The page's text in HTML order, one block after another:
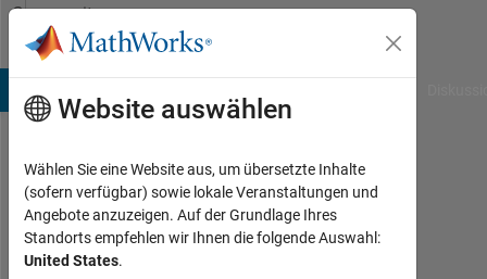
Weiter zum Inhalt
Community
Profile
Jigarkumar
Last
seen:
etwa
Website auswählen
Wählen Sie eine Website aus, um übersetzte Inhalte
(sofern verfügbar) sowie lokale Veranstaltungen und
Angebote anzuzeigen. Auf der Grundlage Ihres
Standorts empfehlen wir Ihnen die folgende Auswahl:
United States.